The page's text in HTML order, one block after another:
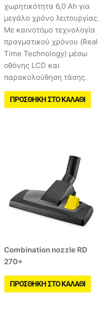
χωρητικότητα 6,0 Ah για
μεγάλο χρόνο λειτουργίας.
Με καινοτόμο τεχνολογία
πραγματικού χρόνου (Real
Time Technology) μέσω
οθόνης LCD και
παρακολούθηση τάσης.
ΠΡΟΣΘΉΚΗ ΣΤΟ ΚΑΛΆΘΙ
Combination nozzle RD
270+
ΠΡΟΣΘΉΚΗ ΣΤΟ ΚΑΛΆΘΙ